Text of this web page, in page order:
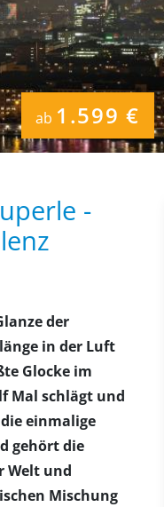
ab 1.599 €
-
der
in der Luft
Glocke im
Mal schlägt und
einmalige
gehört die
Welt und
Mischung